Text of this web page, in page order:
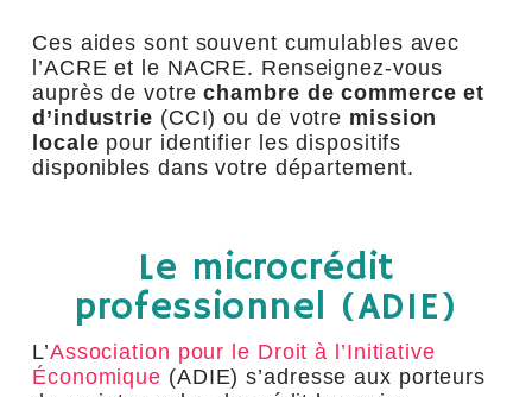
Ces aides sont souvent cumulables avec
l’ACRE et le NACRE. Renseignez-vous
auprès de votrechambre de commerce et
d’industrie (CCI) ou de votre mission
locale pour identifier les dispositifs
disponibles dans votre département.
Le microcrédit
professionnel (ADIE)
L’Association pour le Droit à l’Initiative
Économique (ADIE) s’adresse aux porteurs